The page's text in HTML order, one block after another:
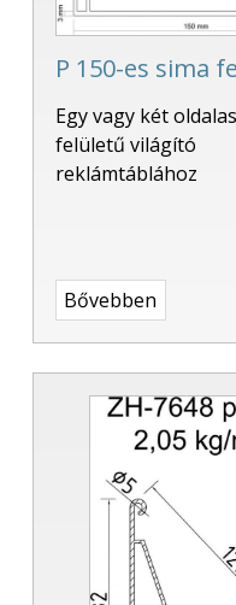
P 150-es sima
Egy vagy két
felületű világító
reklámtáblához
Bővebben